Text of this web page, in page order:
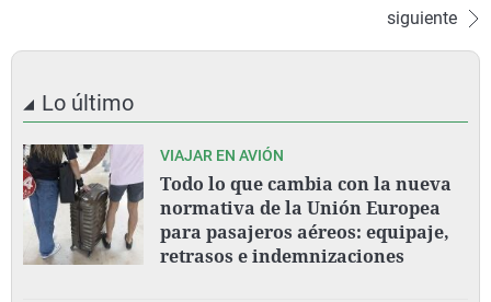
siguiente
Lo último
VIAJAR EN AVIÓN
Todo lo que cambia con la nueva
normativa de la Unión Europea
para pasajeros aéreos: equipaje,
retrasos e indemnizaciones